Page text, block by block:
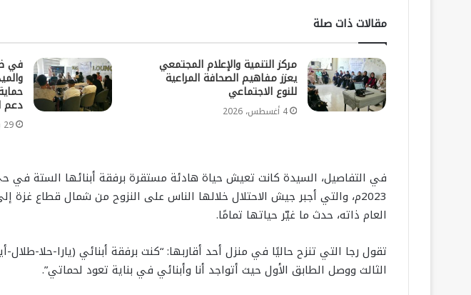
مقالات ذات صلة
مركز التنمية والإعلام المجتمعي
يعزز مفاهيم الصحافة المراعية
للنوع الاجتماعي
4 أغسطس، 2026
في
دعم
29 يوليو، 2026
العام ذاته، حدث ما غيّر حياتها تمامًا.
تقول رجا التي تنزح حاليًا في منزل أحد أقاربها: “كنت برفقة أبنائي (يارا-حلا-
الثالث ووصل الطابق الأول حيث أتواجد أنا وأبنائي في بناية تعود لحماتي”.